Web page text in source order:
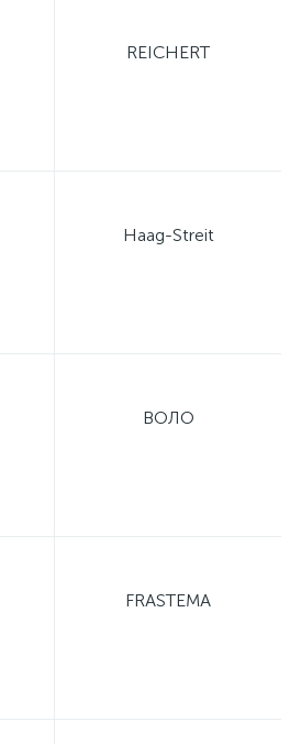
REICHERT
Haag-Streit
ВОЛО
FRASTEMA